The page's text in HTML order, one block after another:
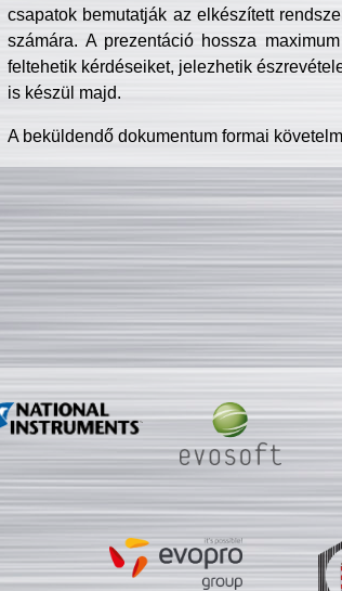
csapatok bemutatják az elkészített
számára. A prezentáció hossza
feltehetik kérdéseiket, jelezhetik
is készül majd.
A beküldendő dokumentum formai